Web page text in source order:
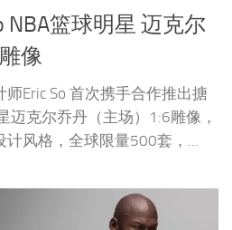
NBA篮球明星 迈克尔
像
师Eric So 首次携手合作推出搪
克尔乔丹（主场）1:6雕像，
风格，全球限量500套，...